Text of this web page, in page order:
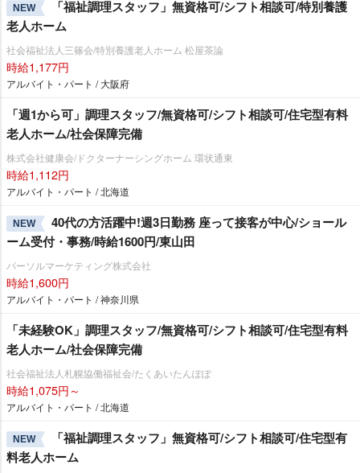
NEW
「福祉調理スタッフ」無資格可/シフト相談可/特別養護
老人ホーム
社会福祉法人三篠会/特別養護老人ホーム 松屋茶論
時給1,177円
アルバイト・パート / 大阪府
「週1から可」調理スタッフ/無資格可/シフト相談可/住宅型有料
老人ホーム/社会保障完備
株式会社健康会/ドクターナーシングホーム 環状通東
時給1,112円
アルバイト・パート / 北海道
NEW
40代の方活躍中!週3日勤務 座って接客が中心/ショール
ーム受付・事務/時給1600円/東山田
パーソルマーケティング株式会社
時給1,600円
アルバイト・パート / 神奈川県
「未経験OK」調理スタッフ/無資格可/シフト相談可/住宅型有料
老人ホーム/社会保障完備
社会福祉法人札幌協働福祉会/たくあいたんぽぽ
時給1,075円～
アルバイト・パート / 北海道
NEW
「福祉調理スタッフ」無資格可/シフト相談可/住宅型有
料老人ホーム